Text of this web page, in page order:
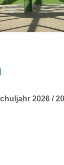
2026 /